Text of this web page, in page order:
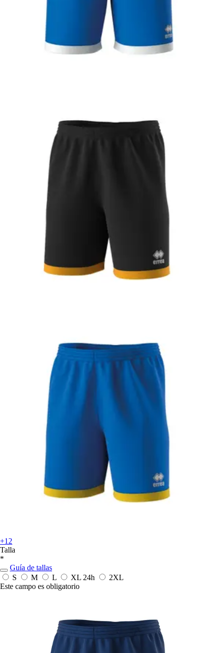
+12
Talla
*
Guía de tallas
S
M L XL 24h
2XL
Este campo es obligatorio